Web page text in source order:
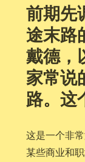
前期先
途末路
戴德，
家常说
路。这
这是一个非
某些商业和